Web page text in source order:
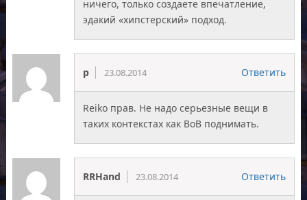
ничего, только создаете впечатление,
эдакий «хипстерский» подход.
p 23.08.2014 Ответить
Reiko прав. Не надо серьезные вещи в
таких контекстах как ВоВ поднимать.
RRHand 23.08.2014 Ответить